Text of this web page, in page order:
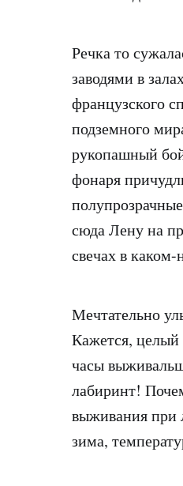
Речка то
заводями в
французского
подземного
рукопашный
фонаря
сюда Лену на
свечах в
Мечтательно
Кажется,
часы
лабиринт!
выживания при
зима,